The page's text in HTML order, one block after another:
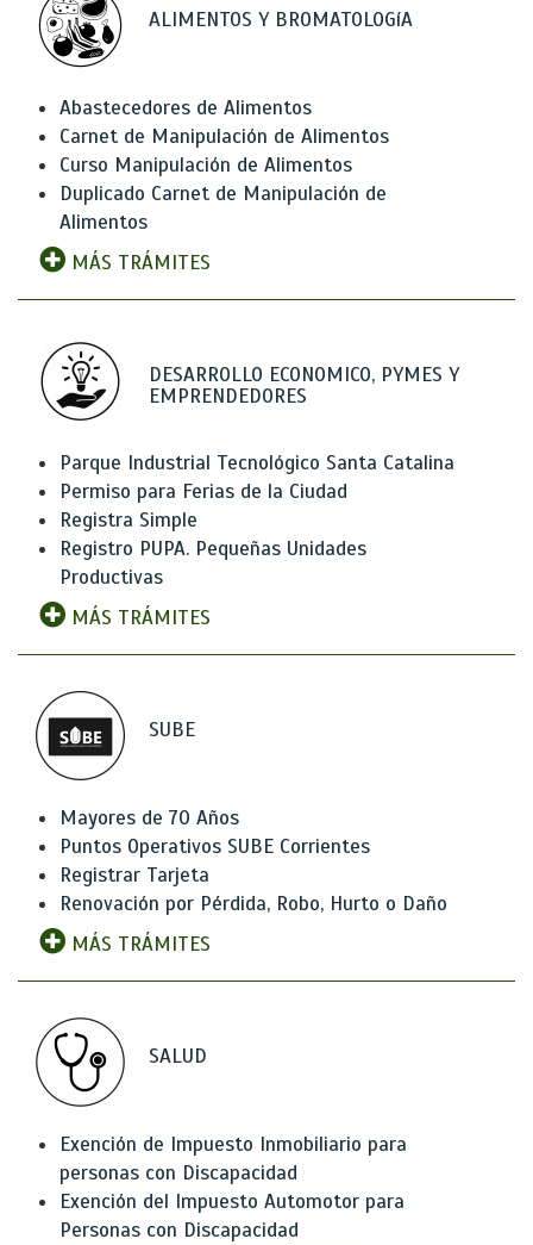
ALIMENTOS Y BROMATOLOGíA
Abastecedores de Alimentos
Carnet de Manipulación de Alimentos
Curso Manipulación de Alimentos
Duplicado Carnet de Manipulación de
Alimentos
MÁS TRÁMITES
DESARROLLO ECONOMICO, PYMES Y
EMPRENDEDORES
Parque Industrial Tecnológico Santa Catalina
Permiso para Ferias de la Ciudad
Registra Simple
Registro PUPA. Pequeñas Unidades
Productivas
MÁS TRÁMITES
SUBE
Mayores de 70 Años
Puntos Operativos SUBE Corrientes
Registrar Tarjeta
Renovación por Pérdida, Robo, Hurto o Daño
MÁS TRÁMITES
SALUD
Exención de Impuesto Inmobiliario para
personas con Discapacidad
Exención del Impuesto Automotor para
Personas con Discapacidad